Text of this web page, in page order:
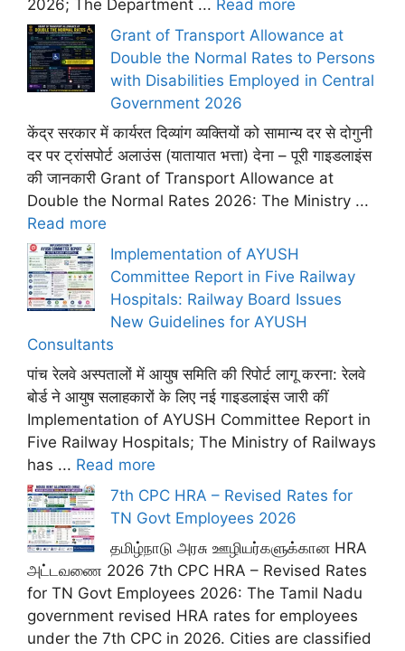
2026; The Department ... Read more
Grant of Transport Allowance at
Double the Normal Rates to Persons
with Disabilities Employed in Central
Government 2026
केंद्र सरकार में कार्यरत दिव्यांग व्यक्तियों को सामान्य दर से दोगुनी
दर पर ट्रांसपोर्ट अलाउंस (यातायात भत्ता) देना – पूरी गाइडलाइंस
की जानकारी Grant of Transport Allowance at
Double the Normal Rates 2026: The Ministry ...
Read more
Implementation of AYUSH
Committee Report in Five Railway
Hospitals: Railway Board Issues
New Guidelines for AYUSH
Consultants
पांच रेलवे अस्पतालों में आयुष समिति की रिपोर्ट लागू करना: रेलवे
बोर्ड ने आयुष सलाहकारों के लिए नई गाइडलाइंस जारी कीं
Implementation of AYUSH Committee Report in
Five Railway Hospitals; The Ministry of Railways
has ... Read more
7th CPC HRA – Revised Rates for
TN Govt Employees 2026
தமிழ்நாடு அரசு ஊழியர்களுக்கான HRA
அட்டவணை 2026 7th CPC HRA – Revised Rates
for TN Govt Employees 2026: The Tamil Nadu
government revised HRA rates for employees
under the 7th CPC in 2026. Cities are classified